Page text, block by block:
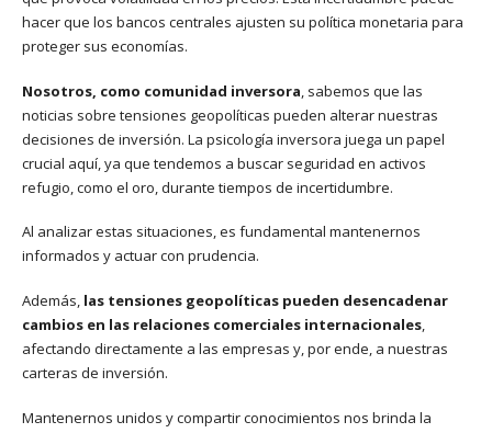
hacer que los bancos centrales ajusten su política monetaria para
proteger sus economías.
Nosotros, como comunidad inversora, sabemos que las
noticias sobre tensiones geopolíticas pueden alterar nuestras
decisiones de inversión. La psicología inversora juega un papel
crucial aquí, ya que tendemos a buscar seguridad en activos
refugio, como el oro, durante tiempos de incertidumbre.
Al analizar estas situaciones, es fundamental mantenernos
informados y actuar con prudencia.
Además, las tensiones geopolíticas pueden desencadenar
cambios en las relaciones comerciales internacionales,
afectando directamente a las empresas y, por ende, a nuestras
carteras de inversión.
Mantenernos unidos y compartir conocimientos nos brinda la